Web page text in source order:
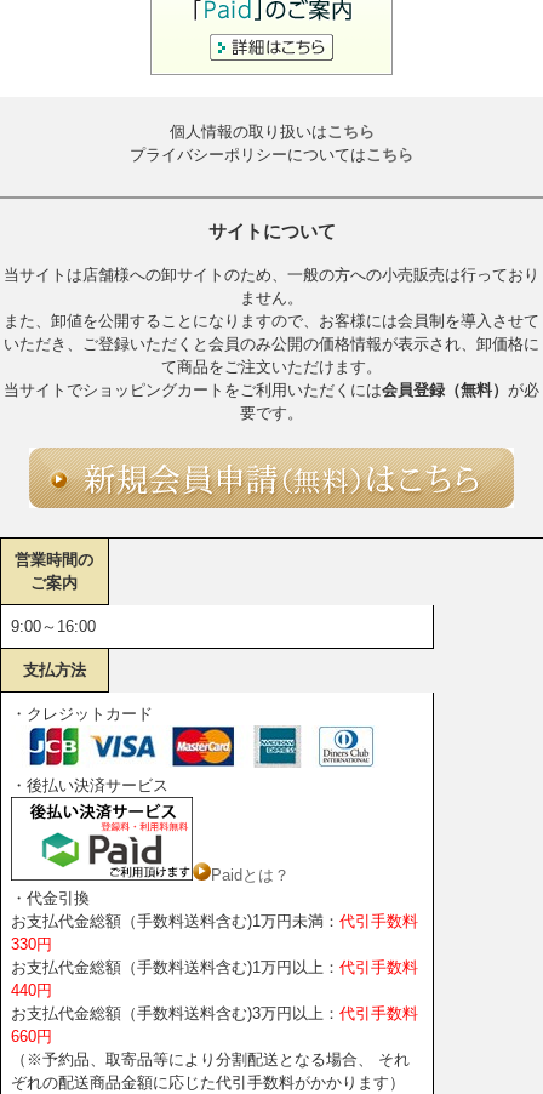
個人情報の取り扱いはこちら
プライバシーポリシーについてはこちら
サイトについて
当サイトは店舗様への卸サイトのため、一般の方への小売販売は行っており
ません。
また、卸値を公開することになりますので、お客様には会員制を導入させて
いただき、ご登録いただくと会員のみ公開の価格情報が表示され、卸価格に
て商品をご注文いただけます。
当サイトでショッピングカートをご利用いただくには会員登録（無料） が必
要です。
営業時間の
ご案内
9:00～16:00
支払方法
・クレジットカード
・後払い決済サービス
Paidとは？
・代金引換
お支払代金総額（手数料送料含む)1万円未満： 代引手数料
330円
お支払代金総額（手数料送料含む)1万円以上： 代引手数料
440円
お支払代金総額（手数料送料含む)3万円以上： 代引手数料
660円
（※予約品、取寄品等により分割配送となる場合、 それ
ぞれの配送商品金額に応じた代引手数料がかかります）